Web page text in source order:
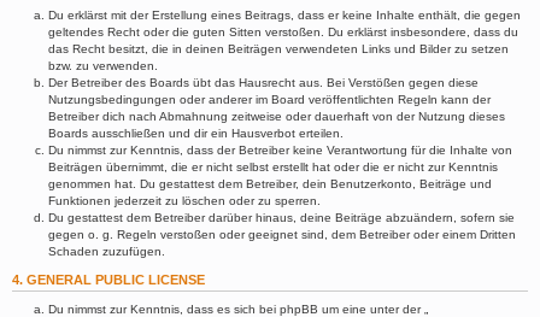
Du erklärst mit der Erstellung eines Beitrags, dass er keine Inhalte enthält, die gegen
geltendes Recht oder die guten Sitten verstoßen. Du erklärst insbesondere, dass du
das Recht besitzt, die in deinen Beiträgen verwendeten Links und Bilder zu setzen
bzw. zu verwenden.
Der Betreiber des Boards übt das Hausrecht aus. Bei Verstößen gegen diese
Nutzungsbedingungen oder anderer im Board veröffentlichten Regeln kann der
Betreiber dich nach Abmahnung zeitweise oder dauerhaft von der Nutzung dieses
Boards ausschließen und dir ein Hausverbot erteilen.
Du nimmst zur Kenntnis, dass der Betreiber keine Verantwortung für die Inhalte von
Beiträgen übernimmt, die er nicht selbst erstellt hat oder die er nicht zur Kenntnis
genommen hat. Du gestattest dem Betreiber, dein Benutzerkonto, Beiträge und
Funktionen jederzeit zu löschen oder zu sperren.
Du gestattest dem Betreiber darüber hinaus, deine Beiträge abzuändern, sofern sie
gegen o. g. Regeln verstoßen oder geeignet sind, dem Betreiber oder einem Dritten
Schaden zuzufügen.
4. GENERAL PUBLIC LICENSE
Du nimmst zur Kenntnis, dass es sich bei phpBB um eine unter der „